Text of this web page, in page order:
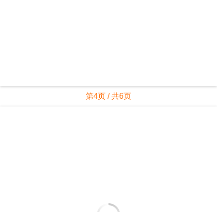
第4页 / 共6页